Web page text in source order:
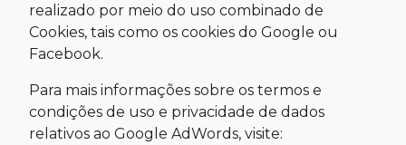
realizado por meio do uso combinado de
Cookies, tais como os cookies do Google ou
Facebook.
Para mais informações sobre os termos e
condições de uso e privacidade de dados
relativos ao Google AdWords, visite: